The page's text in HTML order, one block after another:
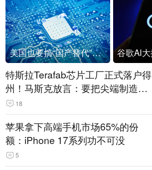
美国也要搞“国产替代”？先算清三笔账
特斯拉Terafab芯片工厂正式落户得
州！马斯克放言：要把尖端制造带
回美国
18
苹果拿下高端手机市场65%的份
额：iPhone 17系列功不可没
5